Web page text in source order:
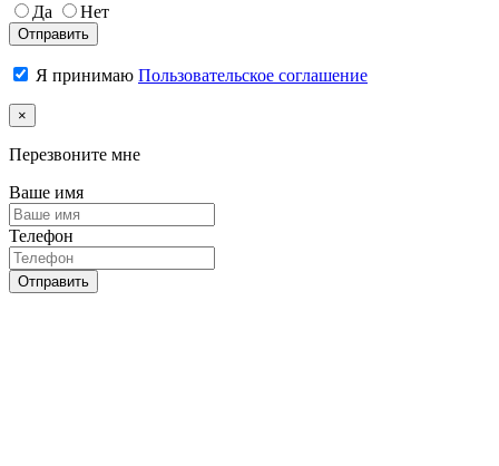
Да
Нет
Отправить
Я принимаю Пользовательское соглашение
×
Перезвоните мне
Ваше имя
Телефон
Отправить